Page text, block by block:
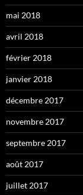
mai 2018
avril 2018
février 2018
janvier 2018
décembre 2017
novembre 2017
septembre 2017
août 2017
juillet 2017